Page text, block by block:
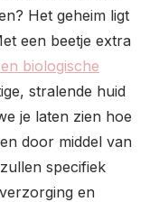
Het geheim ligt
een beetje extra
biologische
stralende huid
je laten zien hoe
door middel van
specifiek
en